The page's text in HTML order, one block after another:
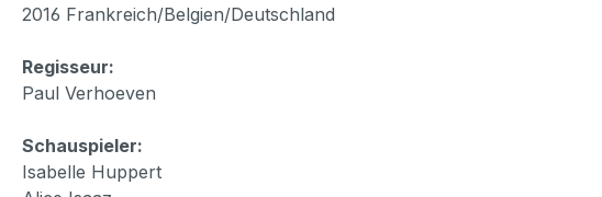
2016 Frankreich/Belgien/Deutschland
Regisseur:
Paul Verhoeven
Schauspieler:
Isabelle Huppert